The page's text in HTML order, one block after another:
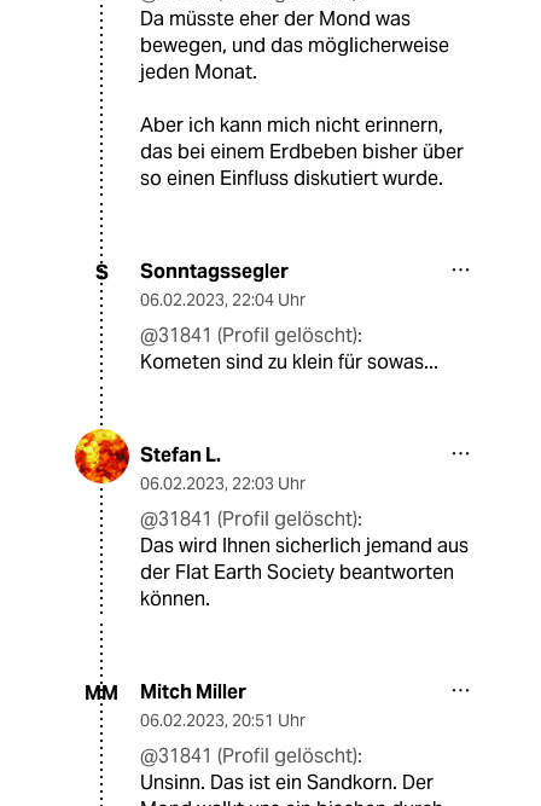
Da müsste eher der Mond was
bewegen, und das möglicherweise
jeden Monat.
Aber ich kann mich nicht erinnern,
das bei einem Erdbeben bisher über
so einen Einfluss diskutiert wurde.
S Sonntagssegler
06.02.2023, 22:04 Uhr
@31841 (Profil gelöscht):
Kometen sind zu klein für sowas...
Stefan L.
06.02.2023, 22:03 Uhr
@31841 (Profil gelöscht):
Das wird Ihnen sicherlich jemand aus
der Flat Earth Society beantworten
können.
MM Mitch Miller
06.02.2023, 20:51 Uhr
@31841 (Profil gelöscht):
Unsinn. Das ist ein Sandkorn. Der